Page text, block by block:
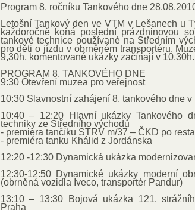
Program 8. ročníku Tankového dne
Letošní Tankový den ve VTM v Lešanech u
každoročně koná poslední prázdninovou
tankové technice používané na Středním
pro děti o jízdu v obrněném transportéru.
9,30h, komentované ukázky začínají v 10,30h.
PROGRAM 8. TANKOVÉHO DNE
9:30 Otevření muzea pro veřejnost
10:30 Slavnostní zahájení 8. tankového dne
10:40 – 12:20 Hlavní ukázky Tankového
techniky ze Středního východu
- premiéra tančíku STRV m/37 – ČKD po
- premiéra tanku Khálid z Jordánska
12:20 -12:30 Dynamická ukázka
12:30-12:50 Dynamické ukázky moderní
(obrněná vozidla Iveco, transportér Pandur)
13:10 – 13:30 Bojová ukázka 121.
Praha